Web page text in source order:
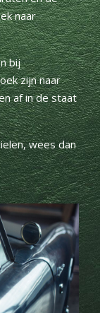
naar
bij
zijn naar
af in de staat
wees dan